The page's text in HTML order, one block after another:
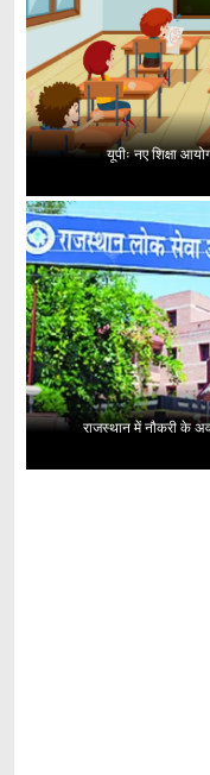
यूपीः नए शिक्षा
राजस्थान में नौकरी के